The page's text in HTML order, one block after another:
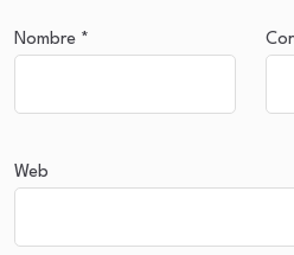
Nombre *
Web